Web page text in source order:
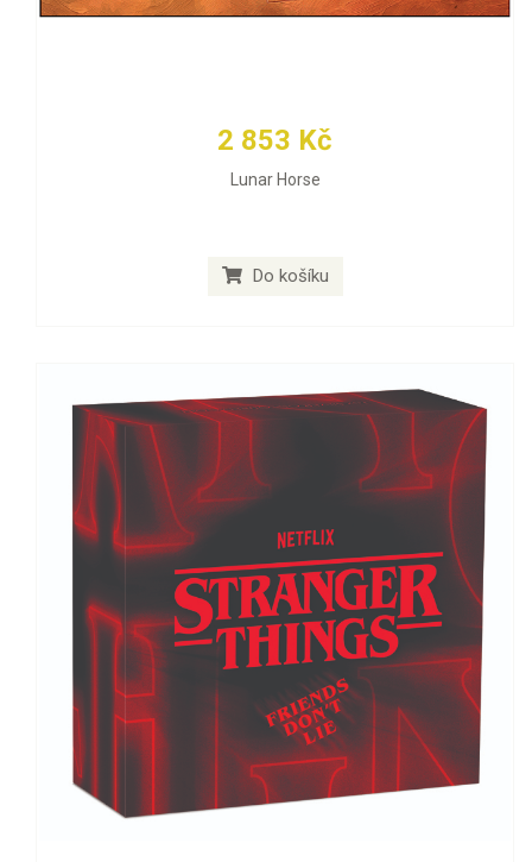
2 853 Kč
Lunar Horse
Do košíku